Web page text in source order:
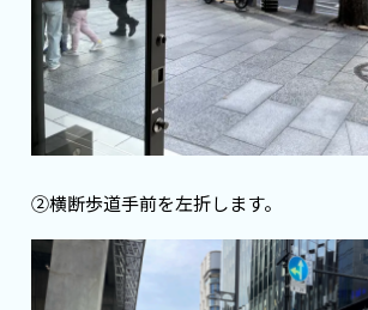
②横断歩道手前を左折します。